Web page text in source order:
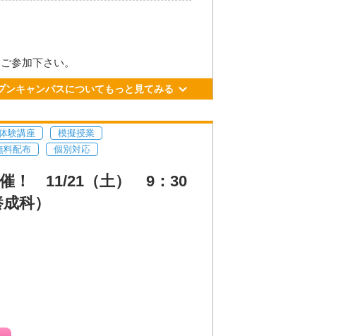
ミナル21番乗り場 川尻、宇土、松橋
停下⾞、徒歩約3分
参加下さい。
ンキャンパスについてもっと見てみる
験講座
模擬授業
料配布 個別対応
！ 11/21（土） 9：30
科）